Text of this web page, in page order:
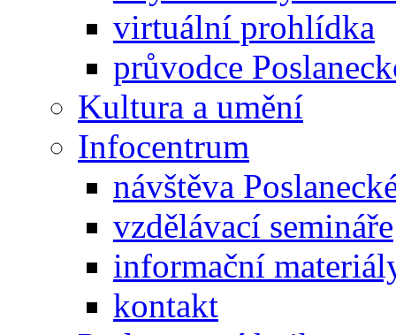
virtuální prohlídka
průvodce
Kultura a umění
Infocentrum
návštěva
vzdělávací semináře
informační
kontakt